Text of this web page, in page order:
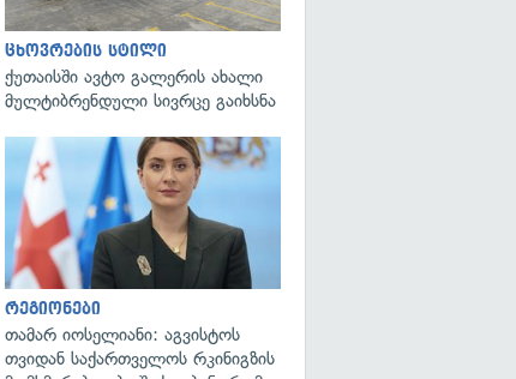
გადახედვა
ცხოვრების სტილი
ქუთაისში ავტო გალერის ახალი
მულტიბრენდული სივრცე გაიხსნა
რეგიონები
თამარ იოსელიანი: აგვისტოს
თვიდან საქართველოს რკინიგზის